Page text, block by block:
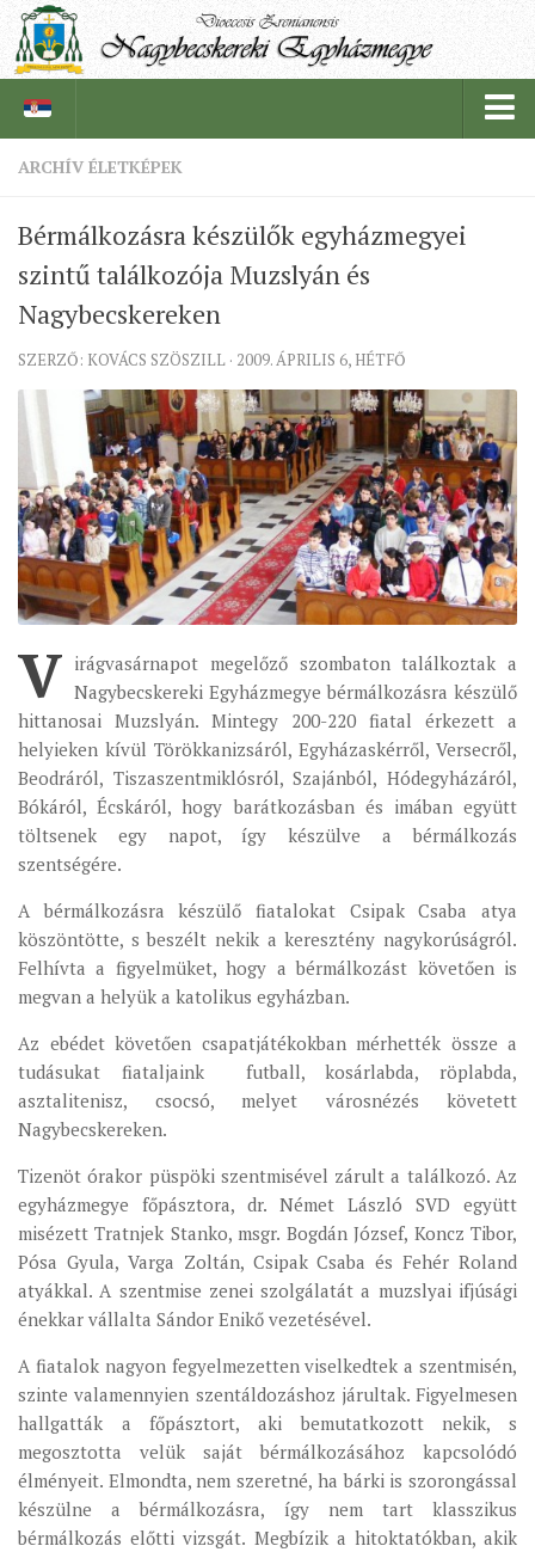
PÜSPÖK
TÖRTÉNELEM
EGYHÁZI INTÉZMÉNYEINK
EGYHÁZMEGYEI LEVÉLTÁR
LELKIPÁSZTOROK
SZERZETESRENDEK
IN MEMORIAM
PLÉBÁNIÁK
ÉSZAKI ESPERESSÉG
KÖZPONTI ESPERESSÉG
DÉLI ESPERESSÉG
ARCHÍVUM
ARCHÍV ÉLETKÉPEK
SZINÓDUS
ORGANIGRAMMA
PÜSPÖKI DEKRÉTUM
ZSINATI IMA
ZSINAT MOTTÓJA, LOGÓJA
ZSINATI IRODA
ZSINATI TAGOK
MUNKADOKUMENTUMOK
ZSINATI HÍREK-ÚJSÁG
PASZTORÁLSZOCIOLÓGIAI FELMÉRÉS
KISKORÚAK VÉDELME
„GYERMEKVÉDELMI” KIHÍVÁSOK KÁNONJOGI
MEGKÖZELÍTÉSBEN
ARCHÍV ÉLETKÉPEK
Bérmálkozásra készülők egyházmegyei
szintű találkozója Muzslyán és
Nagybecskereken
SZERZŐ: KOVÁCS SZÖSZILL · 2009. ÁPRILIS 6, HÉTFŐ
V irágvasárnapot megelőző szombaton találkoztak a
Nagybecskereki Egyházmegye bérmálkozásra készülő
hittanosai Muzslyán. Mintegy 200-220 fiatal érkezett a
helyieken kívül Törökkanizsáról, Egyházaskérről, Versecről,
Beodráról, Tiszaszentmiklósról, Szajánból, Hódegyházáról,
Bókáról, Écskáról, hogy barátkozásban és imában együtt
töltsenek egy napot, így készülve a bérmálkozás
szentségére.
A bérmálkozásra készülő fiatalokat Csipak Csaba atya
köszöntötte, s beszélt nekik a keresztény nagykorúságról.
Felhívta a figyelmüket, hogy a bérmálkozást követően is
megvan a helyük a katolikus egyházban.
Az ebédet követően csapatjátékokban mérhették össze a
tudásukat fiataljaink  futball, kosárlabda, röplabda,
asztalitenisz, csocsó, melyet városnézés követett
Nagybecskereken.
Tizenöt órakor püspöki szentmisével zárult a találkozó. Az
egyházmegye főpásztora, dr. Német László SVD együtt
misézett Tratnjek Stanko, msgr. Bogdán József, Koncz Tibor,
Pósa Gyula, Varga Zoltán, Csipak Csaba és Fehér Roland
atyákkal. A szentmise zenei szolgálatát a muzslyai ifjúsági
énekkar vállalta Sándor Enikő vezetésével.
A fiatalok nagyon fegyelmezetten viselkedtek a szentmisén,
szinte valamennyien szentáldozáshoz járultak. Figyelmesen
hallgatták a főpásztort, aki bemutatkozott nekik, s
megosztotta velük saját bérmálkozásához kapcsolódó
élményeit. Elmondta, nem szeretné, ha bárki is szorongással
készülne a bérmálkozásra, így nem tart klasszikus
bérmálkozás előtti vizsgát. Megbízik a hitoktatókban, akik